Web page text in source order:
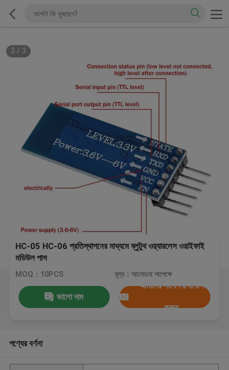
3 / 3
HC-05 HC-06 প্রতিস্থাপনের মাধ্যমে ব্লুটুথ ওয়্যারলেস ওয়াইফাই
মডিউল পাস
MOQ：10PCS মূল্য：আলোচনা সাপেক্ষে
ভালো দাম
আমাদের সাথে যোগাযোগ
করুন
পণ্যের বর্ণনা